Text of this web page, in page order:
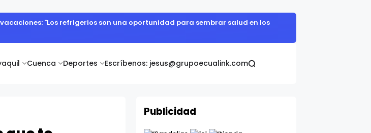
Cuenca Deportes Escríbenos: jesus@grupoecualink.com
"Los refrigerios son una oportunidad para sembrar salud en los
Publicidad